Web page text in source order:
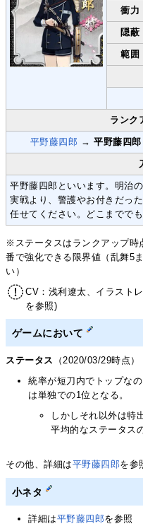
衝力
隠蔽
範囲
ランク
平野藤四郎 →平野藤四
平野藤四郎といいます。明治
実戦より、警護やお付きだっ
任せてください。どこまでで
※ステータスはランクアップ
番で強化できる限界値（乱舞5
い）
CV：浅利遼太、イラスト
を参照)
ゲームにおいて
ステータス
（2020/03/29時点）
統率が短刀内でトップな
は単独での1位となる。
しかしそれ以外は特
平均的なステータス
その他、詳細は平野藤四郎を参
小ネタ
詳細は平野藤四郎を参照